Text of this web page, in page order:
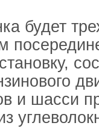
будет
и шасси